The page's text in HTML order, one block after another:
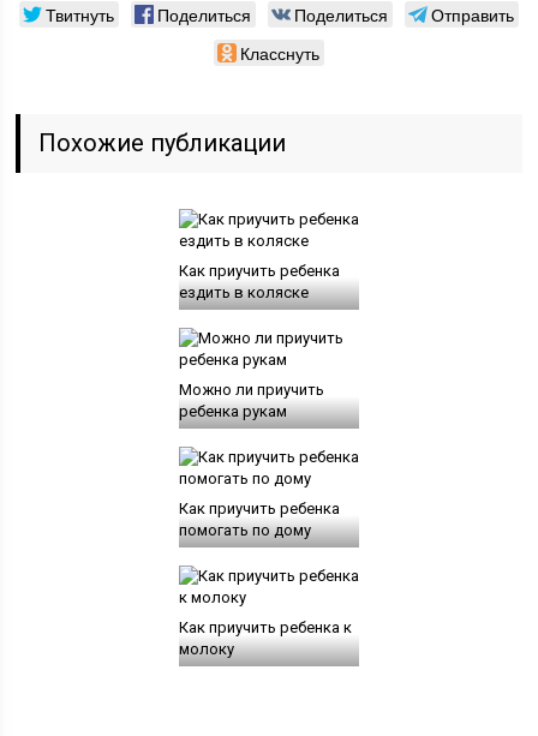
Твитнуть Поделиться Поделиться
Отправить
Класснуть
Похожие публикации
Как приучить ребенка
ездить в коляске
Можно ли приучить
ребенка рукам
Как приучить ребенка
помогать по дому
Как приучить ребенка к
молоку